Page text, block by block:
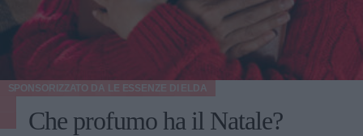
Che profumo ha il Natale?
SPONSORIZZATO DA LE ESSENZE DI ELDA